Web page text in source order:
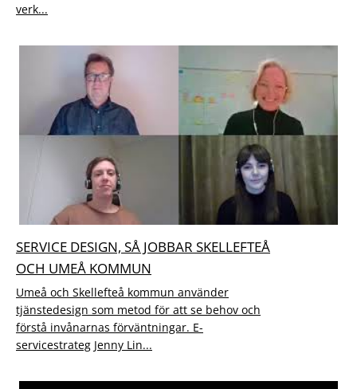
verk...
SERVICE DESIGN, SÅ JOBBAR SKELLEFTEÅ
OCH UMEÅ KOMMUN
Umeå och Skellefteå kommun använder
tjänstedesign som metod för att se behov och
förstå invånarnas förväntningar. E-
servicestrateg Jenny Lin...